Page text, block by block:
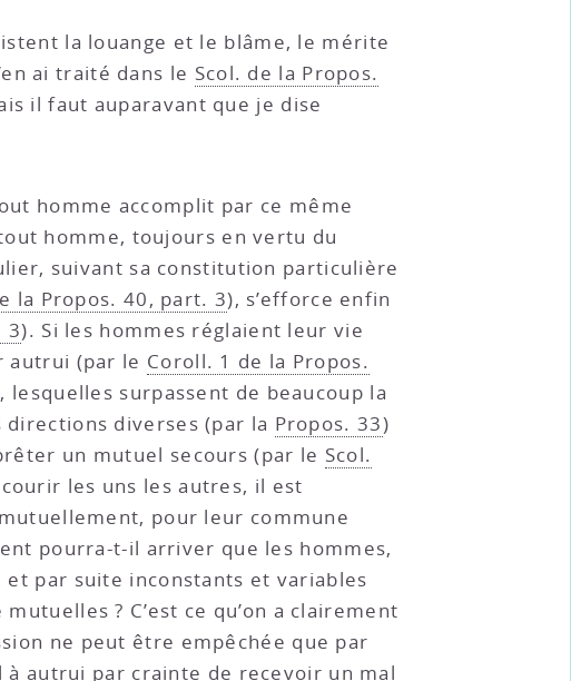
la louange et le blâme, le mérite
ai traité dans le Scol. de la Propos.
il faut auparavant que je dise
homme accomplit par ce même
homme, toujours en vertu du
suivant sa constitution particulière
la Propos. 40, part. 3), s’efforce enfin
3). Si les hommes réglaient leur vie
autrui (par le Coroll. 1 de la Propos.
lesquelles surpassent de beaucoup la
directions diverses (par la Propos. 33)
un mutuel secours (par le Scol.
les uns les autres, il est
pour leur commune
pourra-t-il arriver que les hommes,
et par suite inconstants et variables
? C’est ce qu’on a clairement
ne peut être empêchée que par
autrui par crainte de recevoir un mal